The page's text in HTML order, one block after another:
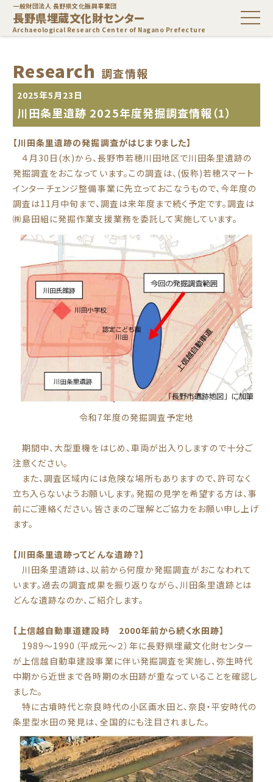
一般財団法人 長野県文化振興事業団
長野県埋蔵文化財センター
Archaeological Research Center of Nagano Prefecture
Research 調査情報
2025年5月23日
川田条里遺跡 2025年度発掘調査情報（1）
【川田条里遺跡の発掘調査がはじまりました】
４月30日(水)から、長野市若穂川田地区で川田条里遺跡の
発掘調査をおこなっています。この調査は、(仮称)若穂スマート
インターチェンジ整備事業に先立っておこなうもので、今年度の
調査は11月中旬まで、調査は来年度まで続く予定です。調査は
㈱島田組に発掘作業支援業務を委託して実施しています。
令和7年度の発掘調査予定地
期間中、大型重機をはじめ、車両が出入りしますので十分ご
注意ください。
また、調査区域内には危険な場所もありますので、許可なく
立ち入らないようお願いします。発掘の見学を希望する方は、事
前にご連絡ください。皆さまのご理解とご協力をお願い申し上げ
ます。
【川田条里遺跡ってどんな遺跡？】
川田条里遺跡は、以前から何度か発掘調査がおこなわれて
います。過去の調査成果を振り返りながら、川田条里遺跡とは
どんな遺跡なのか、ご紹介します。
【上信越自動車道建設時 2000年前から続く水田跡】
1989～1990（平成元～２）年に長野県埋蔵文化財センター
が上信越自動車建設事業に伴い発掘調査を実施し、弥生時代
中期から近世まで各時期の水田跡が重なっていることを確認し
ました。
特に古墳時代と奈良時代の小区画水田と、奈良・平安時代の
条里型水田の発見は、全国的にも注目されました。